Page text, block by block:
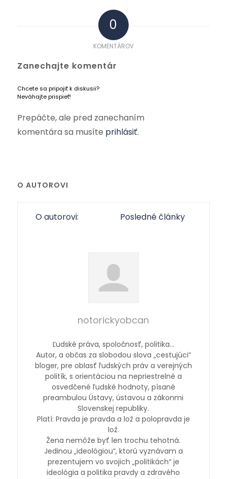
0
KOMENTÁROV
Zanechajte komentár
Chcete sa pripojiť k diskusii?
Neváhajte prispieť!
Prepáčte, ale pred zanechaním
komentára sa musíte prihlásiť.
O AUTOROVI
O autorovi: Posledné články
notorickyobcan
Ľudské práva, spoločnosť, politika…
Autor, a občas za slobodou slova „cestujúci“
bloger, pre oblasť ľudských práv a verejných
politík, s orientáciou na nepriestrelné a
osvedčené ľudské hodnoty, písané
preambulou Ústavy, ústavou a zákonmi
Slovenskej republiky.
Platí: Pravda je pravda a lož a polopravda je
lož.
Žena nemôže byť len trochu tehotná.
Jedinou „ideológiou“, ktorú vyznávam a
prezentujem vo svojich „politikách“ je
ideológia a politika pravdy a zdravého